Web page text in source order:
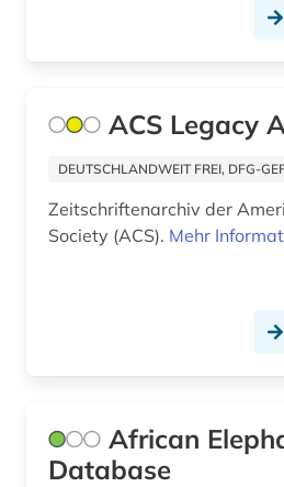
bibliothek (1)
biene (2)
bilder (1)
bio-basierte
bioassay (1)
ACS Legacy
DEUTSCHLANDWEIT FREI, DFG-
Zeitschriftenarchiv der
Society (ACS). Mehr
African
Database